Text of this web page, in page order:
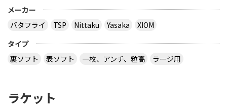
メーカー
バタフライ
TSP Nittaku Yasaka
XIOM
タイプ
裏ソフト
表ソフト 一枚、アンチ、粒高 ラージ用
ラケット